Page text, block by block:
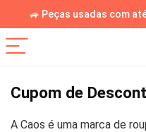
🚙 Peças usadas com
Cupom de
A Caos é uma marca de